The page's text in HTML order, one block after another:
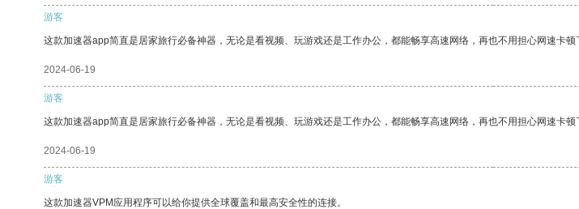
游客
这款加速器app简直是居家旅行必备神器，无论是看视频、玩游戏还是工作办公，都能畅享高速网络，再也不用担心网速卡
2024-06-19
游客
这款加速器app简直是居家旅行必备神器，无论是看视频、玩游戏还是工作办公，都能畅享高速网络，再也不用担心网速卡顿
2024-06-19
游客
这款加速器VPM应用程序可以给你提供全球覆盖和最高安全性的连接。